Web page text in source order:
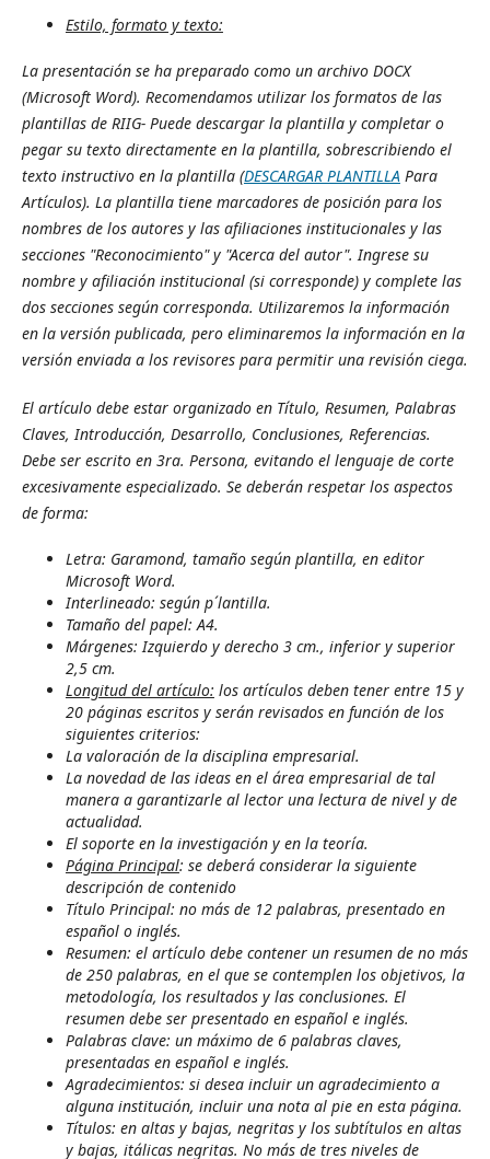
Estilo, formato y texto:
La presentación se ha preparado como un archivo DOCX
(Microsoft Word). Recomendamos utilizar los formatos de las
plantillas de RIIG- Puede descargar la plantilla y completar o
pegar su texto directamente en la plantilla, sobrescribiendo el
texto instructivo en la plantilla (DESCARGAR PLANTILLAPara
Artículos). La plantilla tiene marcadores de posición para los
nombres de los autores y las afiliaciones institucionales y las
secciones "Reconocimiento" y "Acerca del autor". Ingrese su
nombre y afiliación institucional (si corresponde) y complete las
dos secciones según corresponda. Utilizaremos la información
en la versión publicada, pero eliminaremos la información en la
versión enviada a los revisores para permitir una revisión ciega.
El artículo debe estar organizado en Título, Resumen, Palabras
Claves, Introducción, Desarrollo, Conclusiones, Referencias.
Debe ser escrito en 3ra. Persona, evitando el lenguaje de corte
excesivamente especializado. Se deberán respetar los aspectos
de forma:
Letra: Garamond, tamaño según plantilla, en editor
Microsoft Word.
Interlineado: según p´lantilla.
Tamaño del papel: A4.
Márgenes: Izquierdo y derecho 3 cm., inferior y superior
2,5 cm.
Longitud del artículo: los artículos deben tener entre 15 y
20 páginas escritos y serán revisados en función de los
siguientes criterios:
La valoración de la disciplina empresarial.
La novedad de las ideas en el área empresarial de tal
manera a garantizarle al lector una lectura de nivel y de
actualidad.
El soporte en la investigación y en la teoría.
Página Principal: se deberá considerar la siguiente
descripción de contenido
Título Principal: no más de 12 palabras, presentado en
español o inglés.
Resumen: el artículo debe contener un resumen de no más
de 250 palabras, en el que se contemplen los objetivos, la
metodología, los resultados y las conclusiones. El
resumen debe ser presentado en español e inglés.
Palabras clave: un máximo de 6 palabras claves,
presentadas en español e inglés.
Agradecimientos: si desea incluir un agradecimiento a
alguna institución, incluir una nota al pie en esta página.
Títulos: en altas y bajas, negritas y los subtítulos en altas
y bajas, itálicas negritas. No más de tres niveles de